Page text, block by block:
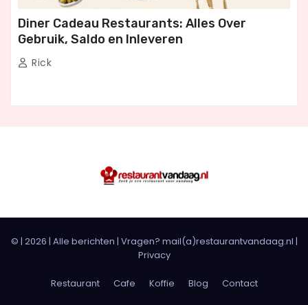
Diner Cadeau Restaurants: Alles Over
Gebruik, Saldo en Inleveren
Rick
© | 2026 | Alle berichten | Vragen? mail(a)restaurantvandaag.nl |
Privacy
Restaurant Cafe Koffie Blog Contact